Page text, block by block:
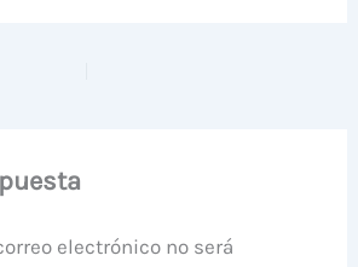
electrónico no será